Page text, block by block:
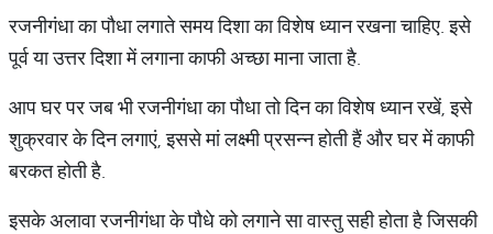
रजनीगंधा का पौधा लगाते समय दिशा का विशेष ध्यान रखना चाहिए. इसे
पूर्व या उत्तर दिशा में लगाना काफी अच्छा माना जाता है.
आप घर पर जब भी रजनीगंधा का पौधा तो दिन का विशेष ध्यान रखें, इसे
शुक्रवार के दिन लगाएं, इससे मां लक्ष्मी प्रसन्न होती हैं और घर में काफी
बरकत होती है.
इसके अलावा रजनीगंधा के पौधे को लगाने सा वास्तु सही होता है जिसकी